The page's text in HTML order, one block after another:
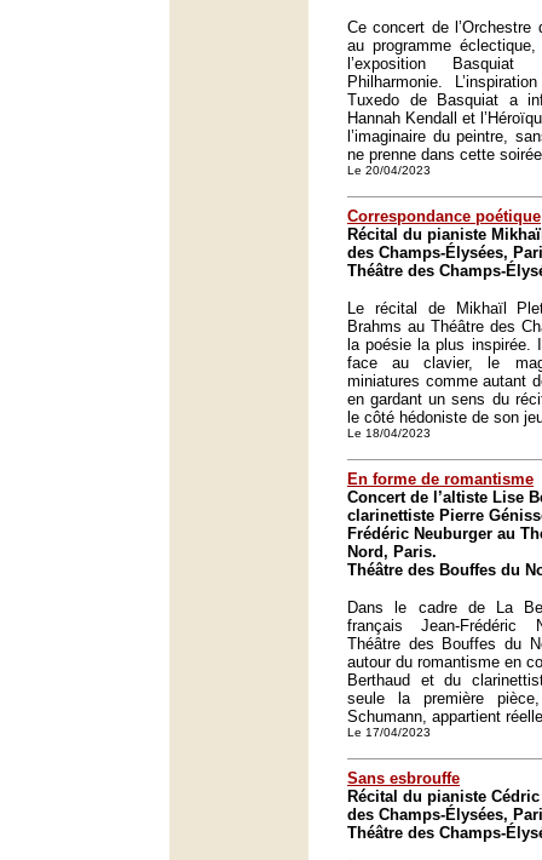
Ce concert de
au programme
l’exposition
Philharmonie.
Tuxedo de Basquiat a
Hannah Kendall et
l’imaginaire du peintre,
ne prenne dans cette
Le 20/04/2023
Correspondance poétique
Récital du pianiste
des Champs-Élysées,
Théâtre des Champs-
Le récital de Mikhaïl
Brahms au Théâtre des
la poésie la plus inspirée.
face au clavier, le
miniatures comme autant
en gardant un sens du
le côté hédoniste de son
Le 18/04/2023
En forme de romantisme
Concert de l’altiste Lise
clarinettiste Pierre
Frédéric Neuburger au
Nord, Paris.
Théâtre des Bouffes du
Dans le cadre de La
français Jean-Frédéric
Théâtre des Bouffes du
autour du romantisme en
Berthaud et du
seule la première
Schumann, appartient
Le 17/04/2023
Sans esbrouffe
Récital du pianiste
des Champs-Élysées,
Théâtre des Champs-